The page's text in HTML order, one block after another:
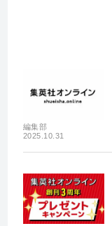
編集部
2025.10.31